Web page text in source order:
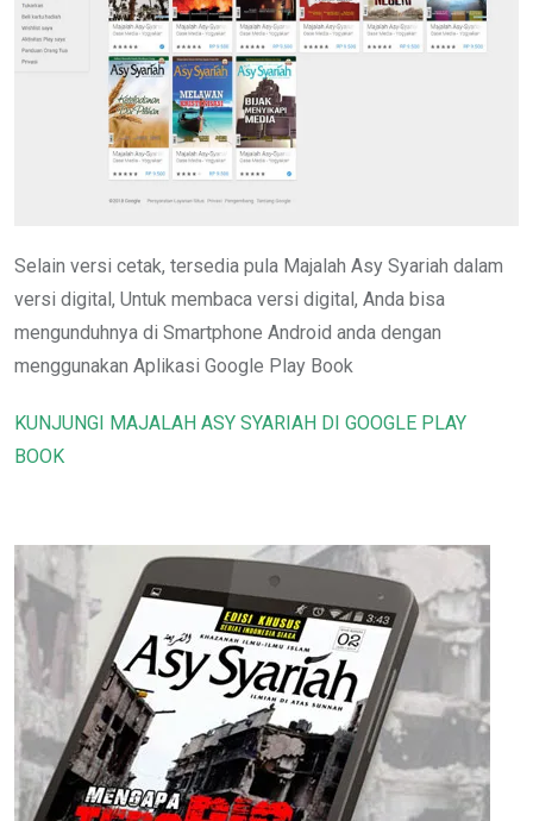
Selain versi cetak, tersedia pula Majalah Asy Syariah dalam
versi digital, Untuk membaca versi digital, Anda bisa
mengunduhnya di Smartphone Android anda dengan
menggunakan Aplikasi Google Play Book
KUNJUNGI MAJALAH ASY SYARIAH DI GOOGLE PLAY
BOOK